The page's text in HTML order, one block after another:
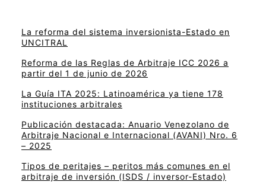
La reforma del sistema inversionista-Estado en
UNCITRAL
Reforma de las Reglas de Arbitraje ICC 2026 a
partir del 1 de junio de 2026
La Guía ITA 2025: Latinoamérica ya tiene 178
instituciones arbitrales
Publicación destacada: Anuario Venezolano de
Arbitraje Nacional e Internacional (AVANI) Nro. 6
– 2025
Tipos de peritajes – peritos más comunes en el
arbitraje de inversión (ISDS / inversor-Estado)